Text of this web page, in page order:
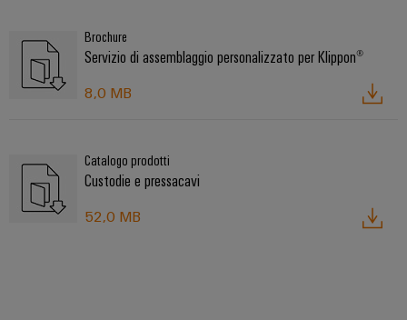
Brochure
Servizio di assemblaggio personalizzato per Klippon®
8,0 MB
Catalogo prodotti
Custodie e pressacavi
52,0 MB